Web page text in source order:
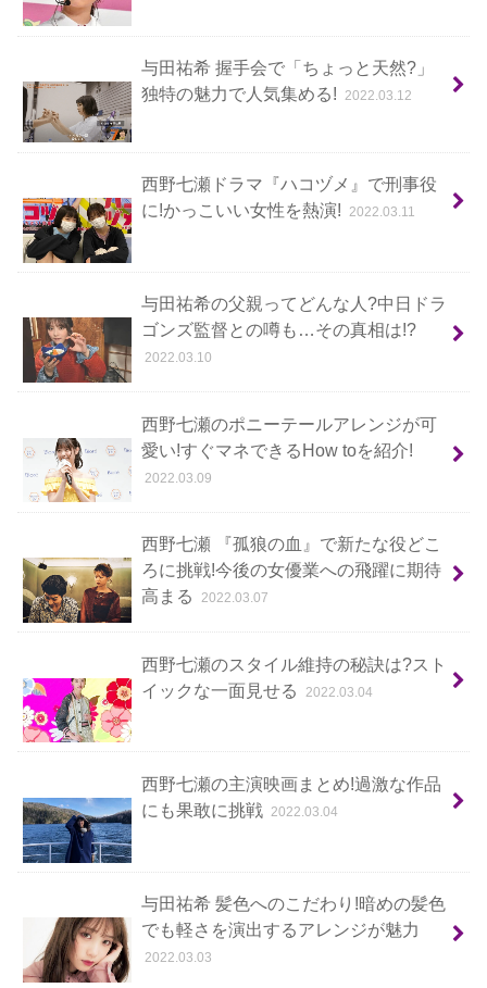
与田祐希 握手会で「ちょっと天然?」
独特の魅力で人気集める!
2022.03.12
西野七瀬ドラマ『ハコヅメ』で刑事役
に!かっこいい女性を熱演!
2022.03.11
与田祐希の父親ってどんな人?中日ドラ
ゴンズ監督との噂も…その真相は!?
2022.03.10
西野七瀬のポニーテールアレンジが可
愛い!すぐマネできるHow toを紹介!
2022.03.09
西野七瀬 『孤狼の血』で新たな役どこ
ろに挑戦!今後の女優業への飛躍に期待
高まる
2022.03.07
西野七瀬のスタイル維持の秘訣は?スト
イックな一面見せる
2022.03.04
西野七瀬の主演映画まとめ!過激な作品
にも果敢に挑戦
2022.03.04
与田祐希 髪色へのこだわり!暗めの髪色
でも軽さを演出するアレンジが魅力
2022.03.03